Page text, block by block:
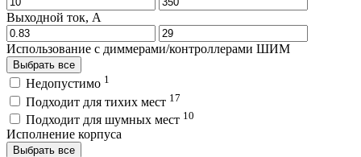
Выходной ток, A
Использование с диммерами/контроллерами ШИМ
Выбрать все
Недопустимо 1
Подходит для тихих мест 17
Подходит для шумных мест 10
Исполнение корпуса
Выбрать все